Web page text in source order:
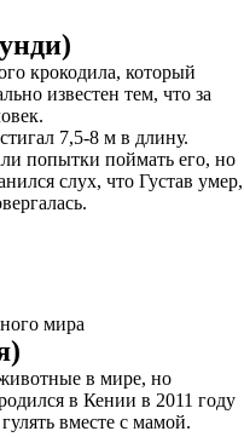
крокодила, который
известен тем, что за
7,5-8 м в длину.
попытки поймать его, но
слух, что Густав умер,
мира
в мире, но
в Кении в 2011 году
вместе с мамой.